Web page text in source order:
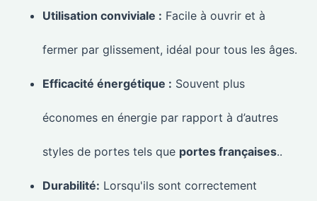
Utilisation conviviale : Facile à ouvrir et à
fermer par glissement, idéal pour tous les âges.
Efficacité énergétique : Souvent plus
économes en énergie par rapport à d’autres
styles de portes tels que portes françaises..
Durabilité: Lorsqu'ils sont correctement